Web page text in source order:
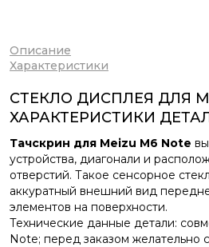
Описание
Характеристики
СТЕКЛО ДИСПЛЕЯ ДЛЯ
ХАРАКТЕРИСТИКИ
Тачскрин для Meizu M6 Note
устройства, диагонали и
отверстий. Такое сенсорное
аккуратный внешний вид
элементов на поверхности.
Технические данные детали:
Note; перед заказом желательно